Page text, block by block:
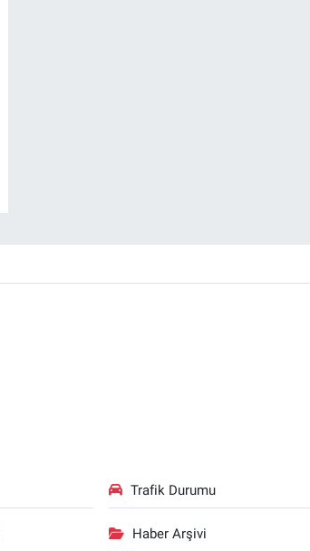
Trafik Durumu
Haber Arşivi